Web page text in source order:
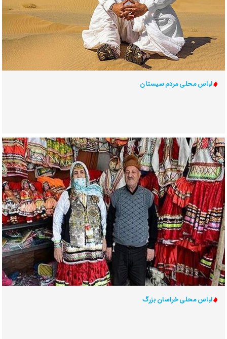
لباس محلی مردم سیستان
لباس محلی خراسان بزرگ